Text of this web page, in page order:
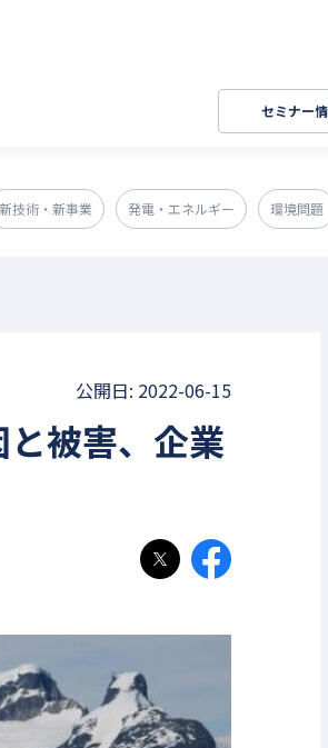
セミナー
新技術・新事業 発電・エネルギー 環境問題
公開日: 2022-06-15
被害、企業